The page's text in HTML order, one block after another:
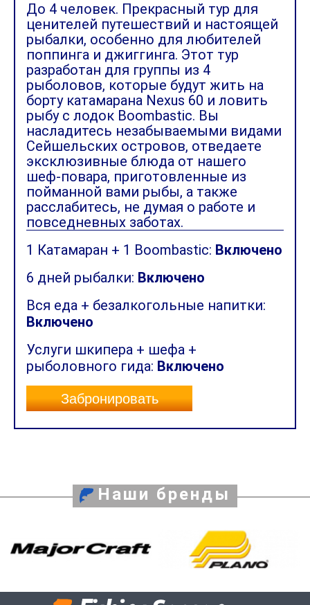
До 4 человек. Прекрасный тур для
ценителей путешествий и настоящей
рыбалки, особенно для любителей
поппинга и джиггинга. Этот тур
разработан для группы из 4
рыболовов, которые будут жить на
борту катамарана Nexus 60 и ловить
рыбу с лодок Boombastic. Вы
насладитесь незабываемыми видами
Сейшельских островов, отведаете
эксклюзивные блюда от нашего
шеф-повара, приготовленные из
пойманной вами рыбы, а также
расслабитесь, не думая о работе и
повседневных заботах.
1 Катамаран + 1 Boombastic: Включено
6 дней рыбалки: Включено
Вся еда + безалкогольные напитки:
Включено
Услуги шкипера + шефа +
рыболовного гида: Включено
Забронировать
Наши бренды